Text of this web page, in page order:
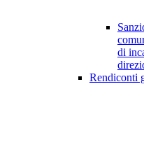
di
Rendiconti